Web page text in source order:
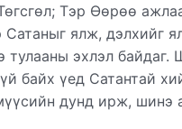
Тэр Өөрөө
Сатаныг ялж, дэлхийг
эхлэл байдаг.
байх үед Сатантай
дунд ирж, шинэ